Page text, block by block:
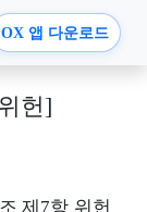
OX 앱 다운로드
헌]
제7항 위헌